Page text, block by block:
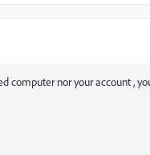
computer nor your account ,